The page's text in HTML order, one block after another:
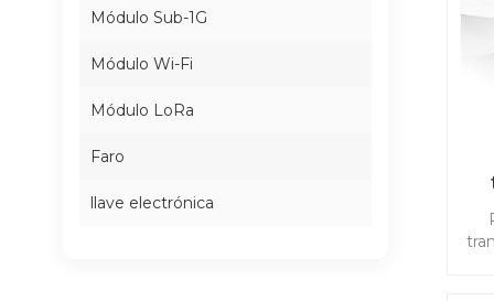
Módulo Sub-1G
Módulo Wi-Fi
Módulo LoRa
Faro
llave electrónica